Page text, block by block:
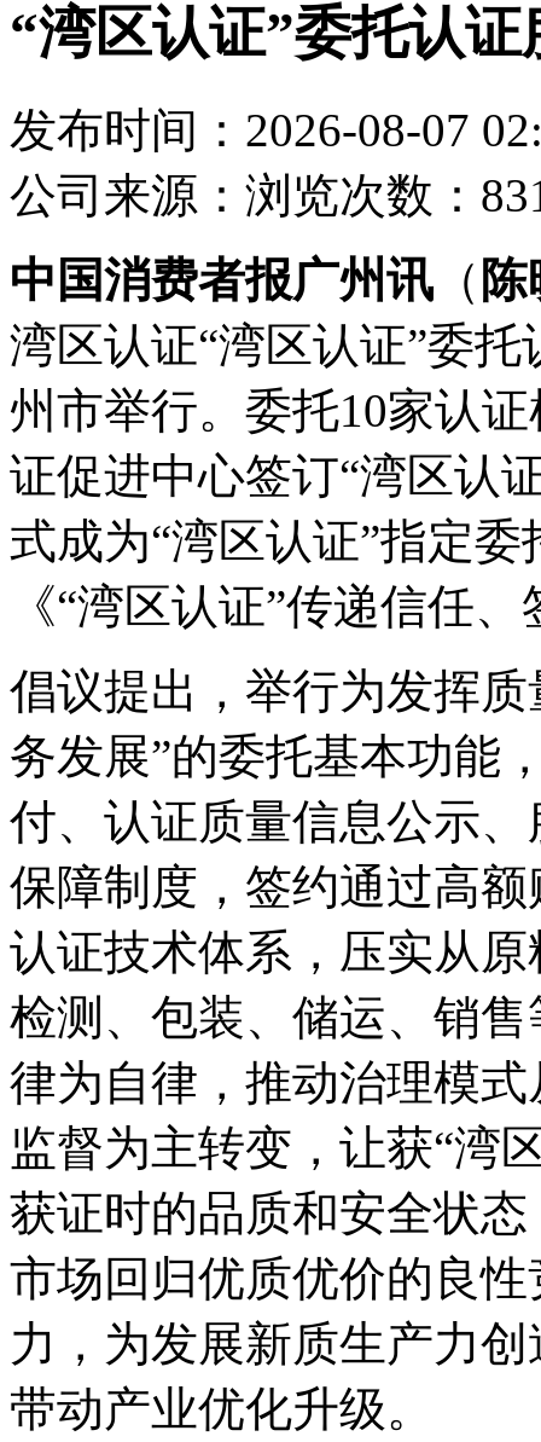
“湾区认证”委托认
发布时间：2026-08-07
公司 来源： 浏览次数：
中国消费者报广州讯 （
湾区认证“湾区认证”委
州市举行。委托10家认
证促进中心签订“湾区认
式成为“湾区认证”指定
《“湾区认证”传递信任
倡议提出，举行为发挥
务发展”的委托基本功能
付、认证质量信息公示
保障制度，签约通过高
认证技术体系，压实从
检测、包装、储运、销
律为自律，推动治理模
监督为主转变，让获“湾
获证时的品质和安全状
市场回归优质优价的良
力，为发展新质生产力
带动产业优化升级。